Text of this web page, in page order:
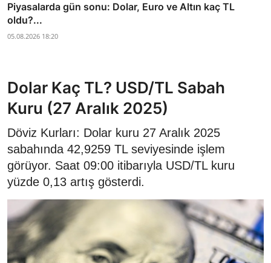
Piyasalarda gün sonu: Dolar, Euro ve Altın kaç TL
oldu?...
05.08.2026 18:20
Dolar Kaç TL? USD/TL Sabah
Kuru (27 Aralık 2025)
Döviz Kurları: Dolar kuru 27 Aralık 2025
sabahında 42,9259 TL seviyesinde işlem
görüyor. Saat 09:00 itibarıyla USD/TL kuru
yüzde 0,13 artış gösterdi.